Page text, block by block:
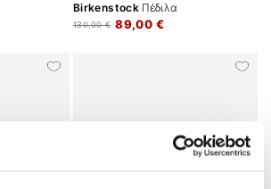
BirkenstockΠέδιλα
89,00 €
130,00 €